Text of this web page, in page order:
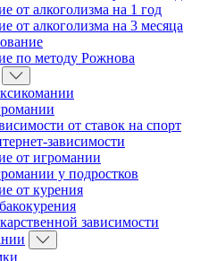
от алкоголизма на 1 год
от алкоголизма на 3 месяца
по методу Рожнова
от ставок на спорт
зависимости
от игромании
у подростков
от курения
зависимости